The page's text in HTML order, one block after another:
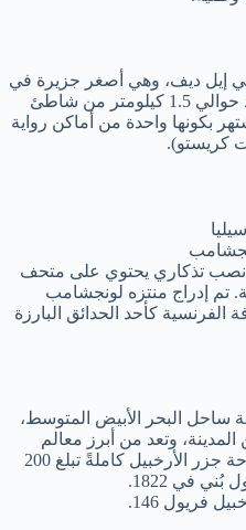
إيل ديف، وهي أصغر جزيرة في
أرخبيل فريول. تقع الجزيرة على بعد حوالي 1.5 كيلومتر من شاطئ
بكونها واحدة من أماكن رواية
كريستو).
نصب تذكاري يحتوي على متحف
تم إدراج منتزه لونجشامب
الفرنسية كأحد الحدائق البارزة
ساحل البحر الأبيض المتوسط،
من المدينة، وتعد من أبرز معالم
السياحة في مارسيليا وفرنسا. مساحة جزر الأرخبيل كاملةً تبلغ 200
في 1822.